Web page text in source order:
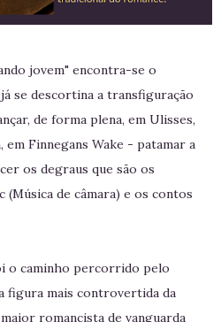
jovem" encontra-se o
se descortina a transfiguração
de forma plena, em Ulisses,
em Finnegans Wake - patamar a
os degraus que são os
(Música de câmara) e os contos
o caminho percorrido pelo
figura mais controvertida da
romancista de vanguarda